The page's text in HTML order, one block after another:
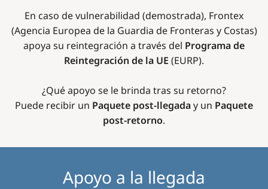
En caso de vulnerabilidad (demostrada), Frontex
(Agencia Europea de la Guardia de Fronteras y Costas)
apoya su reintegración a través del Programa de
Reintegración de la UE (EURP).
¿Qué apoyo se le brinda tras su retorno?
Puede recibir un Paquete post-llegaday un Paquete
post-retorno.
Apoyo a la llegada